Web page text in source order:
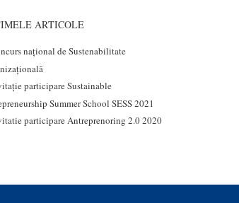
ARTICOLE
național de Sustenabilitate
participare Sustainable
Summer School SESS 2021
participare Antreprenoring 2.0 2020